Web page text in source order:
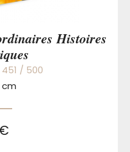
Histoires
/ 500
cm